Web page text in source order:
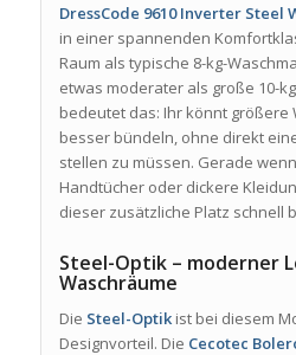
DressCode 9610 Inverter Steel
in einer spannenden
Raum als typische 8-kg-
etwas moderater als große 10-
bedeutet das: Ihr könnt größere
besser bündeln, ohne direkt
stellen zu müssen. Gerade
Handtücher oder dickere
dieser zusätzliche Platz schnell
Steel-Optik – moderner
Waschräume
Die Steel-Optikist bei diesem
Designvorteil. Die Cecotec